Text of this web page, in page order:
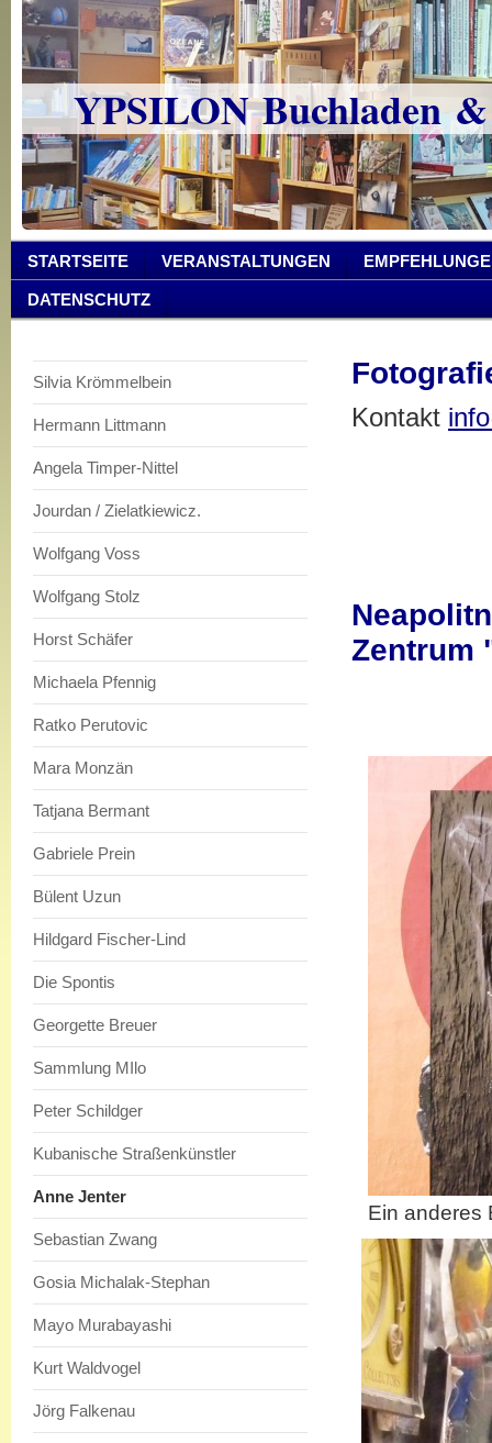
YPSILON Buchladen
STARTSEITE VERANSTALTUNGEN
DATENSCHUTZ
Silvia Krömmelbein
Hermann Littmann
Angela Timper-Nittel
Jourdan / Zielatkiewicz.
Wolfgang Voss
Wolfgang Stolz
Horst Schäfer
Michaela Pfennig
Ratko Perutovic
Mara Monzän
Tatjana Bermant
Gabriele Prein
Bülent Uzun
Hildgard Fischer-Lind
Die Spontis
Georgette Breuer
Sammlung MIlo
Peter Schildger
Kubanische Straßenkünstler
Anne Jenter
Sebastian Zwang
Gosia Michalak-Stephan
Mayo Murabayashi
Kurt Waldvogel
Jörg Falkenau
Kontakt
Zentrum
Ein anderes